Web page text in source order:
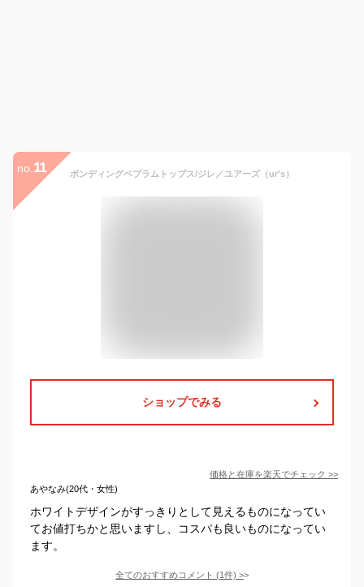
no. 11 ボンディングペプラムトップス/ジレ／ユアーズ（ur's）
ショップでみる
価格と在庫を楽天でチェック >>
あやなみ(20代・女性)
ホワイトデザインがすっきりとして見えるものになってい
てお値打ちかと思いますし、コスパも良いものになってい
ます。
全てのおすすめコメント (1件) >